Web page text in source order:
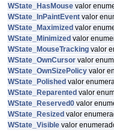
WState_HasMouse valor
WState_InPaintEvent valor
WState_Maximized valor
WState_Minimized valor
WState_MouseTracking valor
WState_OwnCursor valor
WState_OwnSizePolicy valor
WState_Polished valor
WState_Reparented valor
WState_Reserved0 valor
WState_Resized valor
WState_Visible valor